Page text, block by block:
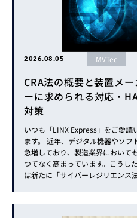
2026.08.05 MVTec
CRA法の概要と装置メ
ーに求められる対応・
対策
いつも「LINX Express」をご愛読
ます。 近年、デジタル機器やソ
急増しており、製造業界において
つてなく高まっています。こうし
は新たに「サイバーレジリエンス